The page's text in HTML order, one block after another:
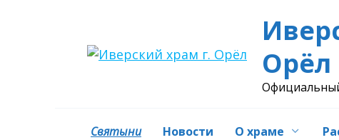
Орёл
Святыни Новости О храме